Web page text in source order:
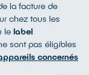
la facture de
chez tous les
le label
sont pas éligibles
concernés